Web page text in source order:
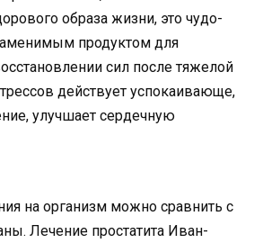
образа жизни, это чудо-
продуктом для
сил после тяжелой
действует успокаивающе,
улучшает сердечную
на организм можно сравнить с
Лечение простатита Иван-